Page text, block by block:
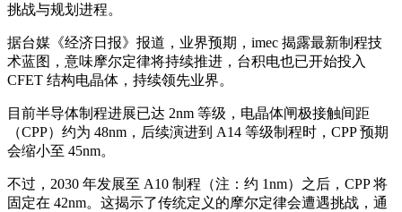
挑战与规划进程。
据台媒《经济日报》报道，业界预期，imec 揭露最新制程技
术蓝图，意味摩尔定律将持续推进，台积电也已开始投入
CFET 结构电晶体，持续领先业界。
目前半导体制程进展已达 2nm 等级，电晶体闸极接触间距
（CPP）约为 48nm，后续演进到 A14 等级制程时，CPP 预期
会缩小至 45nm。
不过，2030 年发展至 A10 制程（注：约 1nm）之后，CPP 将
固定在 42nm。这揭示了传统定义的摩尔定律会遭遇挑战，通